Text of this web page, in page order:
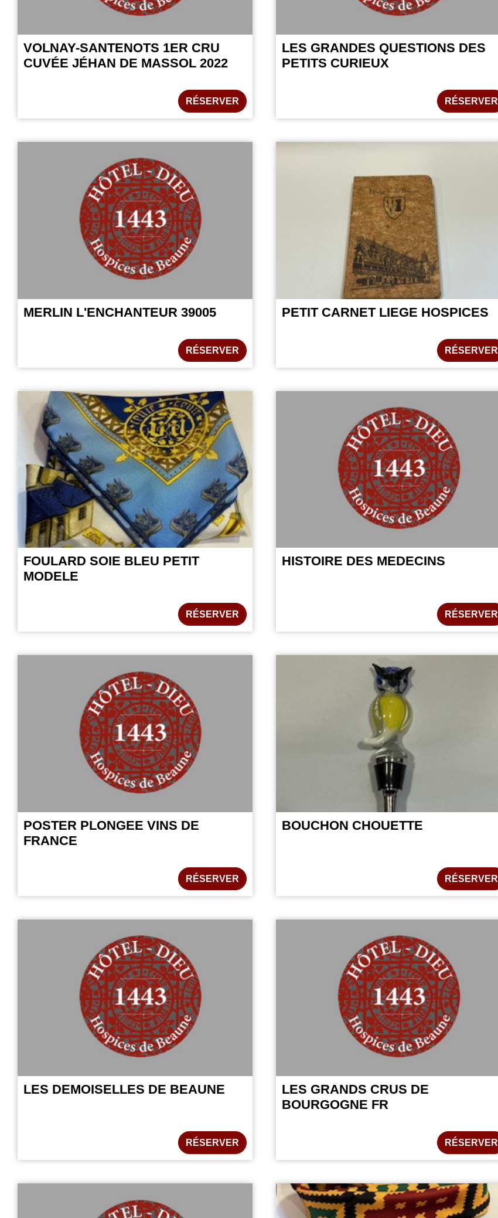
VOLNAY-SANTENOTS 1ER CRU
CUVÉE JÉHAN DE MASSOL 2022
RÉSERVER
LES GRANDES QUESTIONS DES
PETITS CURIEUX
RÉSERVER
MERLIN L'ENCHANTEUR 39005
RÉSERVER
PETIT CARNET LIEGE HOSPICES
RÉSERVER
FOULARD SOIE BLEU PETIT
MODELE
RÉSERVER
HISTOIRE DES MEDECINS
RÉSERVER
POSTER PLONGEE VINS DE
FRANCE
RÉSERVER
BOUCHON CHOUETTE
RÉSERVER
LES DEMOISELLES DE BEAUNE
RÉSERVER
LES GRANDS CRUS DE
BOURGOGNE FR
RÉSERVER